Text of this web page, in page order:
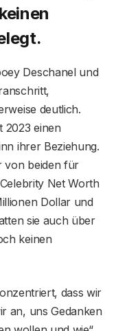
Deschanel und
deutlich.
2023 einen
ihrer Beziehung.
von beiden für
Net Worth
Dollar und
sie auch über
keinen
dass wir
an, uns Gedanken